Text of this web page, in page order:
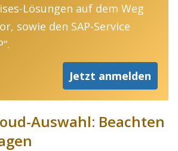
Lösungen auf dem Weg
sowie den SAP-Service
Jetzt anmelden
Auswahl: Beachten